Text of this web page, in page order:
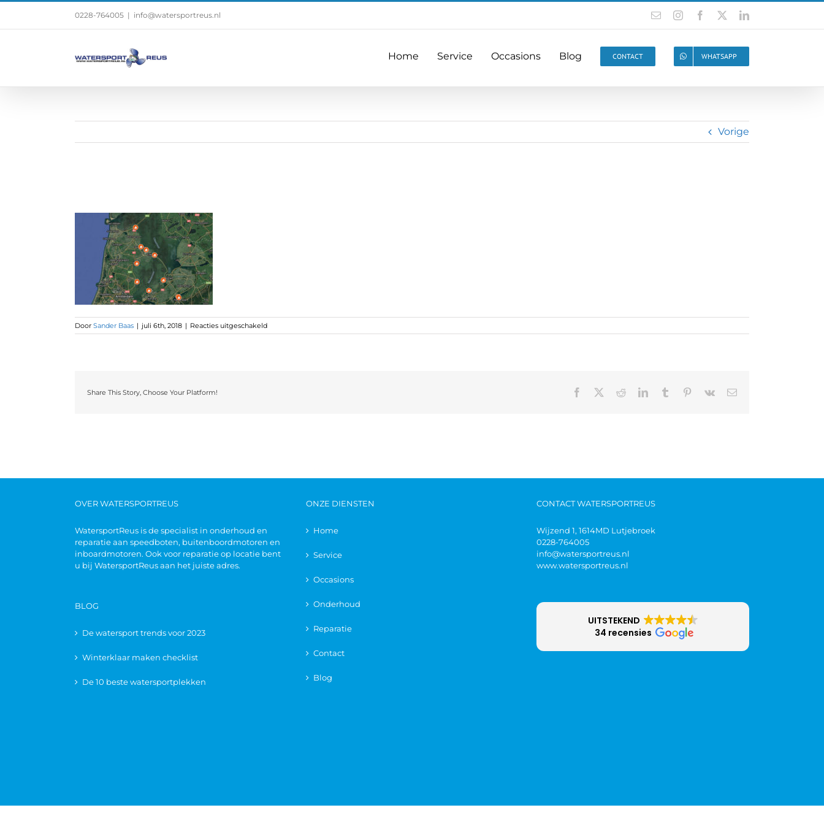
0228-764005 | info@watersportreus.nl
Home Service Occasions Blog CONTACT WHATSAPP
Vorige
Door Sander Baas | juli 6th, 2018 | Reacties uitgeschakeld
Share This Story, Choose Your Platform!
OVER WATERSPORTREUS
WatersportReus is de specialist in onderhoud en
reparatie aan speedboten, buitenboordmotoren en
inboardmotoren. Ook voor reparatie op locatie bent
u bij WatersportReus aan het juiste adres.
BLOG
De watersport trends voor 2023
Winterklaar maken checklist
De 10 beste watersportplekken
ONZE DIENSTEN
Home
Service
Occasions
Onderhoud
Reparatie
Contact
Blog
CONTACT WATERSPORTREUS
Wijzend 1, 1614MD Lutjebroek
0228-764005
info@watersportreus.nl
www.watersportreus.nl
UITSTEKEND
34 recensies